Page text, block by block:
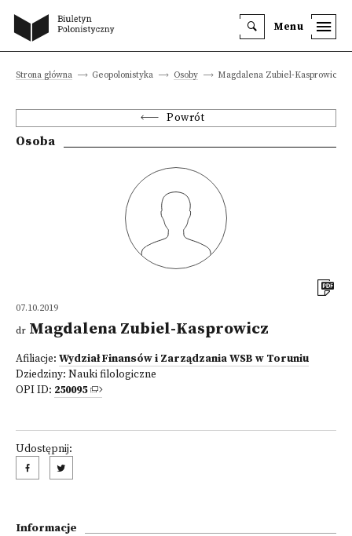
Menu
Strona główna Geopolonistyka Osoby Magdalena Zubiel-Kasprowicz
Powrót
Osoba
07.10.2019
dr Magdalena Zubiel-Kasprowicz
Afiliacje: Wydział Finansów i Zarządzania WSB w Toruniu
Dziedziny: Nauki filologiczne
OPI ID: 250095
Udostępnij:
Informacje